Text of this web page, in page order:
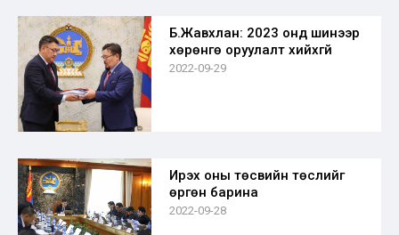
Б.Жавхлан: 2023 онд шинээр
хөрөнгө оруулалт хийхгүй
2022-09-29
Ирэх оны төсвийн төслийг
өргөн барина
2022-09-28